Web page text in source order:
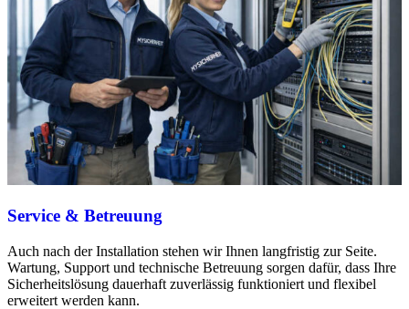
Service & Betreuung
Auch nach der Installation stehen wir Ihnen langfristig zur Seite.
Wartung, Support und technische Betreuung sorgen dafür, dass Ihre
Sicherheitslösung dauerhaft zuverlässig funktioniert und flexibel
erweitert werden kann.